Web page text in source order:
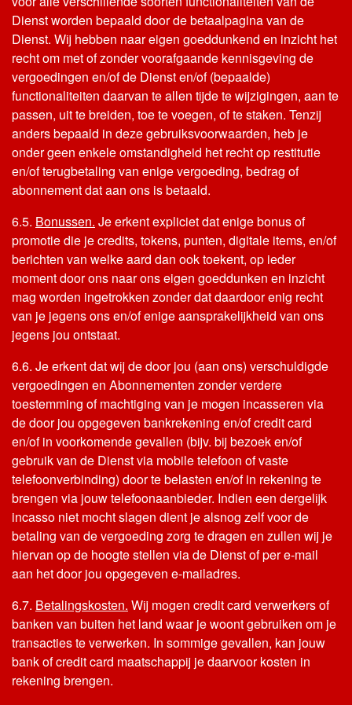
Dienst worden bepaald door de betaalpagina van de
Dienst. Wij hebben naar eigen goeddunkend en inzicht het
recht om met of zonder voorafgaande kennisgeving de
vergoedingen en/of de Dienst en/of (bepaalde)
functionaliteiten daarvan te allen tijde te wijzigingen, aan te
passen, uit te breiden, toe te voegen, of te staken. Tenzij
anders bepaald in deze gebruiksvoorwaarden, heb je
onder geen enkele omstandigheid het recht op restitutie
en/of terugbetaling van enige vergoeding, bedrag of
abonnement dat aan ons is betaald.
6.5. Bonussen. Je erkent expliciet dat enige bonus of
promotie die je credits, tokens, punten, digitale items, en/of
berichten van welke aard dan ook toekent, op ieder
moment door ons naar ons eigen goeddunken en inzicht
mag worden ingetrokken zonder dat daardoor enig recht
van je jegens ons en/of enige aansprakelijkheid van ons
jegens jou ontstaat.
6.6. Je erkent dat wij de door jou (aan ons) verschuldigde
vergoedingen en Abonnementen zonder verdere
toestemming of machtiging van je mogen incasseren via
de door jou opgegeven bankrekening en/of credit card
en/of in voorkomende gevallen (bijv. bij bezoek en/of
gebruik van de Dienst via mobile telefoon of vaste
telefoonverbinding) door te belasten en/of in rekening te
brengen via jouw telefoonaanbieder. Indien een dergelijk
incasso niet mocht slagen dient je alsnog zelf voor de
betaling van de vergoeding zorg te dragen en zullen wij je
hiervan op de hoogte stellen via de Dienst of per e-mail
aan het door jou opgegeven e-mailadres.
6.7. Betalingskosten. Wij mogen credit card verwerkers of
banken van buiten het land waar je woont gebruiken om je
transacties te verwerken. In sommige gevallen, kan jouw
bank of credit card maatschappij je daarvoor kosten in
rekening brengen.